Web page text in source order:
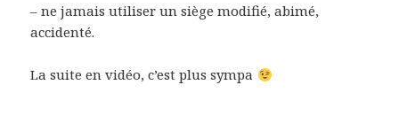
– ne jamais utiliser un siège modifié, abimé,
accidenté.
La suite en vidéo, c’est plus sympa